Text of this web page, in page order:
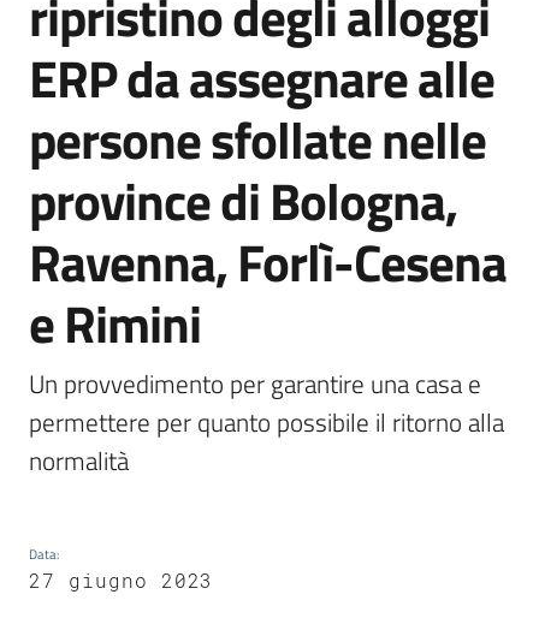
Barriere
architettoniche
Autorizzazioni
ORSA
Argomenti
ripristino degli alloggi
ERP da assegnare alle
persone sfollate nelle
province di Bologna,
Ravenna, Forlì-Cesena
e Rimini
Un provvedimento per garantire una casa e
permettere per quanto possibile il ritorno alla
normalità
Data:
27 giugno 2023